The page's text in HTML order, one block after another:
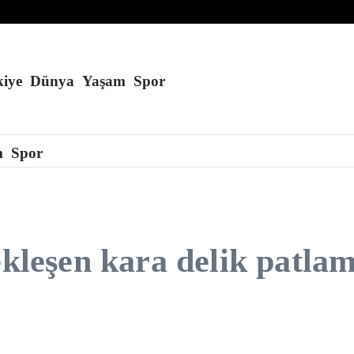
düzenlendi
Dünya Yaşam Spor
Spor
kara delik